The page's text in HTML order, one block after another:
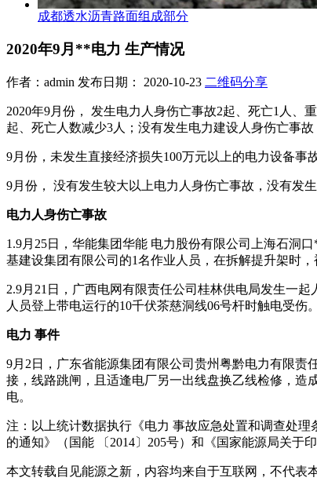
成都透水沥青路面组成部分
2020年9月**电力 生产情况
作者：admin 发布日期： 2020-10-23 二维码分享
2020年9月份， 发生电力人身伤亡事故2起、死亡1人、
起、死亡人数减少3人；没有发生电力建设人身伤亡事故
9月份，未发生直接经济损失100万元以上的电力设备事
9月份， 没有发生较大以上电力人身伤亡事故，没有发
电力人身伤亡事故
1.9月25日，华能集团华能 电力股份有限公司上海石洞
基建设集团有限公司的1名作业人员，在拆解提升架时
2.9月21日，广西电网有限责任公司桂林供电局发生一
人员登上带电运行的10千伏茶慈洞线06号杆时触电受伤。
电力 事件
9月2日，广东省能源集团有限公司贵州粤黔电力有限责
接，线路跳闸，且适逢电厂另一出线盘换乙线检修，造
电。
注：以上统计数据执行《电力 事故应急处置和调查处
的通知》（国能 〔2014〕205号）和《国家能源局关于
本文转载自见能源之新，内容均来自于互联网，不代表